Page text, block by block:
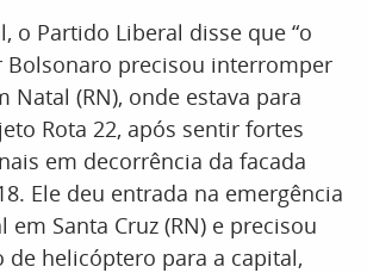
o Partido Liberal disse que “o
Bolsonaro precisou interromper
Natal (RN), onde estava para
Rota 22, após sentir fortes
em decorrência da facada
Ele deu entrada na emergência
Santa Cruz (RN) e precisou
de helicóptero para a capital,